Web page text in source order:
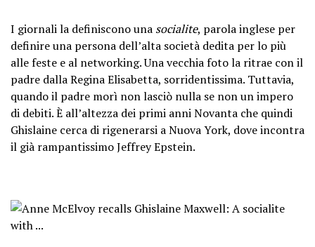
I giornali la definiscono una socialite, parola inglese per
definire una persona dell’alta società dedita per lo più
alle feste e al networking. Una vecchia foto la ritrae con il
padre dalla Regina Elisabetta, sorridentissima. Tuttavia,
quando il padre morì non lasciò nulla se non un impero
di debiti. È all’altezza dei primi anni Novanta che quindi
Ghislaine cerca di rigenerarsi a Nuova York, dove incontra
il già rampantissimo Jeffrey Epstein.